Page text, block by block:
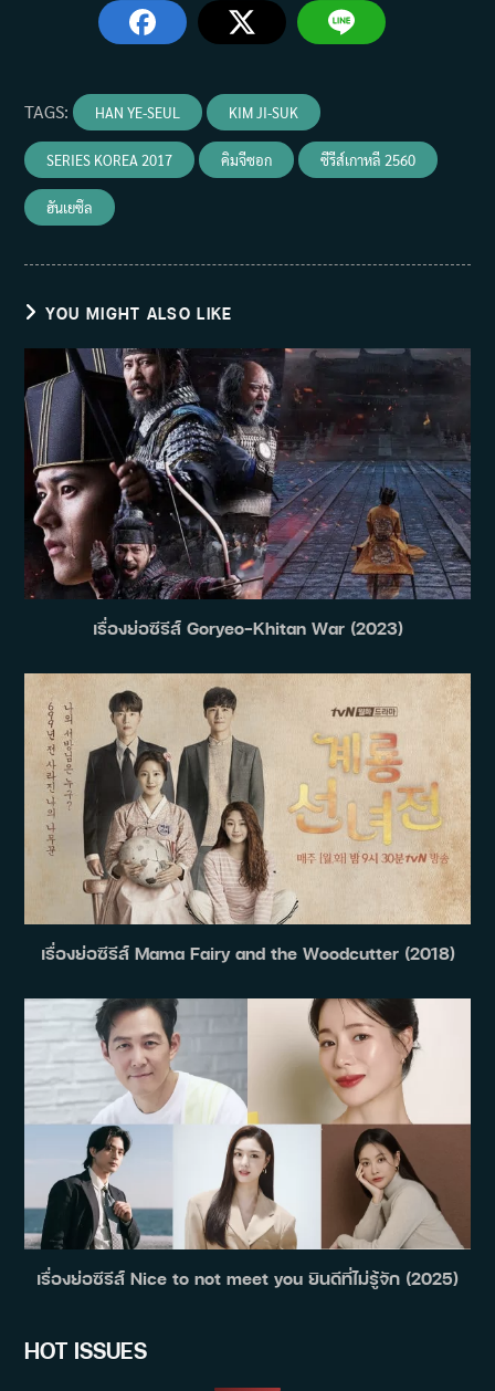
TAGS: HAN YE-SEUL KIM JI-SUK
SERIES KOREA 2017 คิมจีซอก ซีรีส์เกาหลี 2560
ฮันเยซึล
YOU MIGHT ALSO LIKE
เรื่องย่อซีรีส์ Goryeo-Khitan War (2023)
เรื่องย่อซีรีส์ Mama Fairy and the Woodcutter (2018)
เรื่องย่อซีรีส์ Nice to not meet you ยินดีที่ไม่รู้จัก (2025)
HOT ISSUES